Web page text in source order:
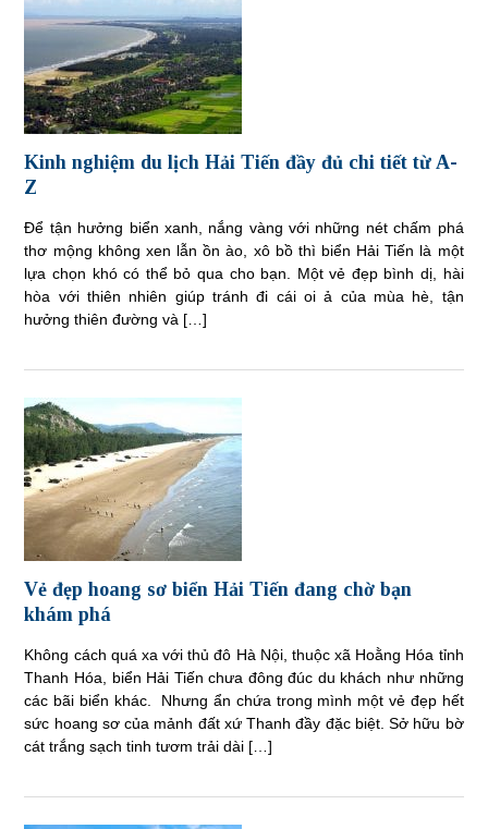
Kinh nghiệm du lịch Hải Tiến đầy đủ chi tiết từ A-
Z
Để tận hưởng biển xanh, nắng vàng với những nét chấm phá
thơ mộng không xen lẫn ồn ào, xô bồ thì biển Hải Tiến là một
lựa chọn khó có thể bỏ qua cho bạn. Một vẻ đẹp bình dị, hài
hòa với thiên nhiên giúp tránh đi cái oi ả của mùa hè, tận
hưởng thiên đường và […]
Vẻ đẹp hoang sơ biển Hải Tiến đang chờ bạn
khám phá
Không cách quá xa với thủ đô Hà Nội, thuộc xã Hoằng Hóa tỉnh
Thanh Hóa, biển Hải Tiến chưa đông đúc du khách như những
các bãi biển khác. Nhưng ẩn chứa trong mình một vẻ đẹp hết
sức hoang sơ của mảnh đất xứ Thanh đầy đặc biệt. Sở hữu bờ
cát trắng sạch tinh tươm trải dài […]